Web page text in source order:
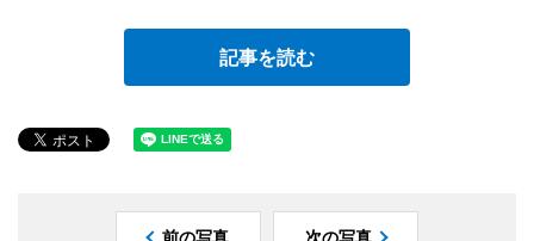
記事を読む
前の写真 次の写真